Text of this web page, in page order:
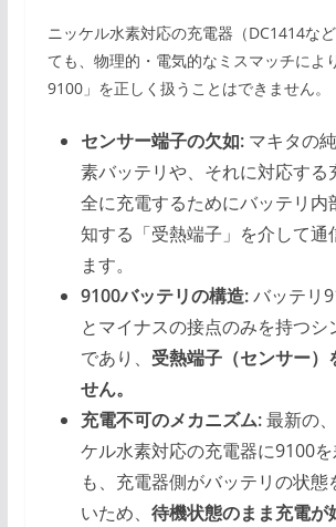
ニッケル水素対応の充電器（DC1414な
ても、物理的・電気的なミスマッチによ
9100」を正しく扱うことはできません。
センサー端子の欠如:マキタの
素バッテリや、それに対応する
全に充電するためにバッテリ内
知する「受熱端子」を介して通
ます。
9100バッテリの構造:バッテリ
とマイナスの接点のみを持つシ
であり、 受熱端子（センサー）
せん。
充電不可のメカニズム:最新の
ケル水素対応の充電器に9100
も、充電器側がバッテリの状態
いため、 待機状態のまま充電が